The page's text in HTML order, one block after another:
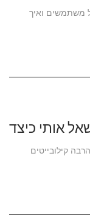
משתמשים ואיך
אותי כיצד
קילובייטים